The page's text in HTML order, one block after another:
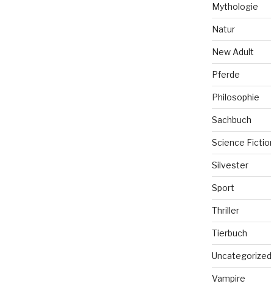
Mythologie
Natur
New Adult
Pferde
Philosophie
Sachbuch
Science
Silvester
Sport
Thriller
Tierbuch
Uncategorized
Vampire